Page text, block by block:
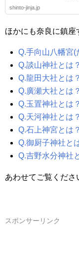
shinto-jinja.jp
ほかにも奈良に鎮座
Q.手向山八幡宮(
Q.談山神社とは？
Q.龍田大社とは？
Q.廣瀬大社とは？
Q.玉置神社とは？
Q.天河神社とは？
Q.石上神宮とは？
Q.御厨子神社と
Q.吉野水分神社
あわせてご覧くださ
スポンサーリンク